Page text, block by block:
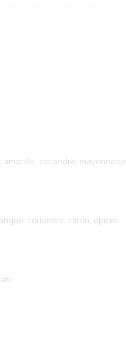
coriandre, mayonnaise
coriandre, citron, épices